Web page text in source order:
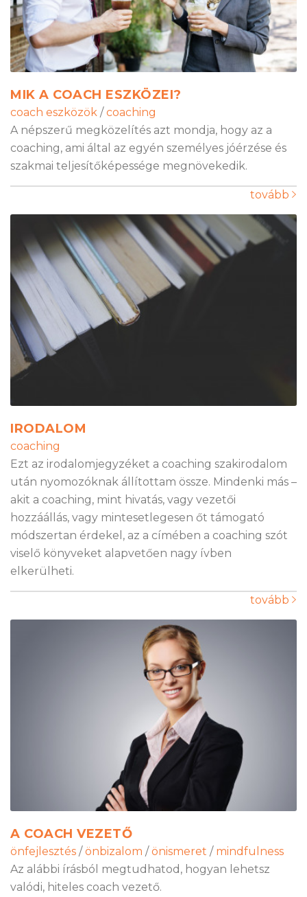
MIK A COACH ESZKÖZEI?
coach eszközök / coaching
A népszerű megközelítés azt mondja, hogy az a
coaching, ami által az egyén személyes jóérzése és
szakmai teljesítőképessége megnövekedik.
tovább
IRODALOM
coaching
Ezt az irodalomjegyzéket a coaching szakirodalom
után nyomozóknak állítottam össze. Mindenki más –
akit a coaching, mint hivatás, vagy vezetői
hozzáállás, vagy mintesetlegesen őt támogató
módszertan érdekel, az a címében a coaching szót
viselő könyveket alapvetően nagy ívben
elkerülheti.
tovább
A COACH VEZETŐ
önfejlesztés / önbizalom / önismeret / mindfulness
Az alábbi írásból megtudhatod, hogyan lehetsz
valódi, hiteles coach vezető.